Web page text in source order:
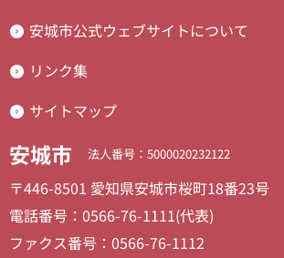
安城市公式ウェブサイトについて
リンク集
サイトマップ
安城市 法人番号：5000020232122
〒446-8501 愛知県安城市桜町18番23号
電話番号：0566-76-1111(代表)
ファクス番号：0566-76-1112